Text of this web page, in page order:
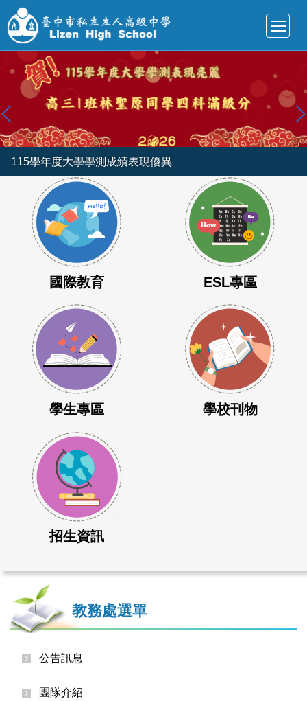
到
主
內
區
115學年度大學學測成績表現優異
2026立人高中日本教育旅行
國際教育 ESL專區
學生專區 學校刊物
招生資訊
教務處選單
公告訊息
團隊介紹